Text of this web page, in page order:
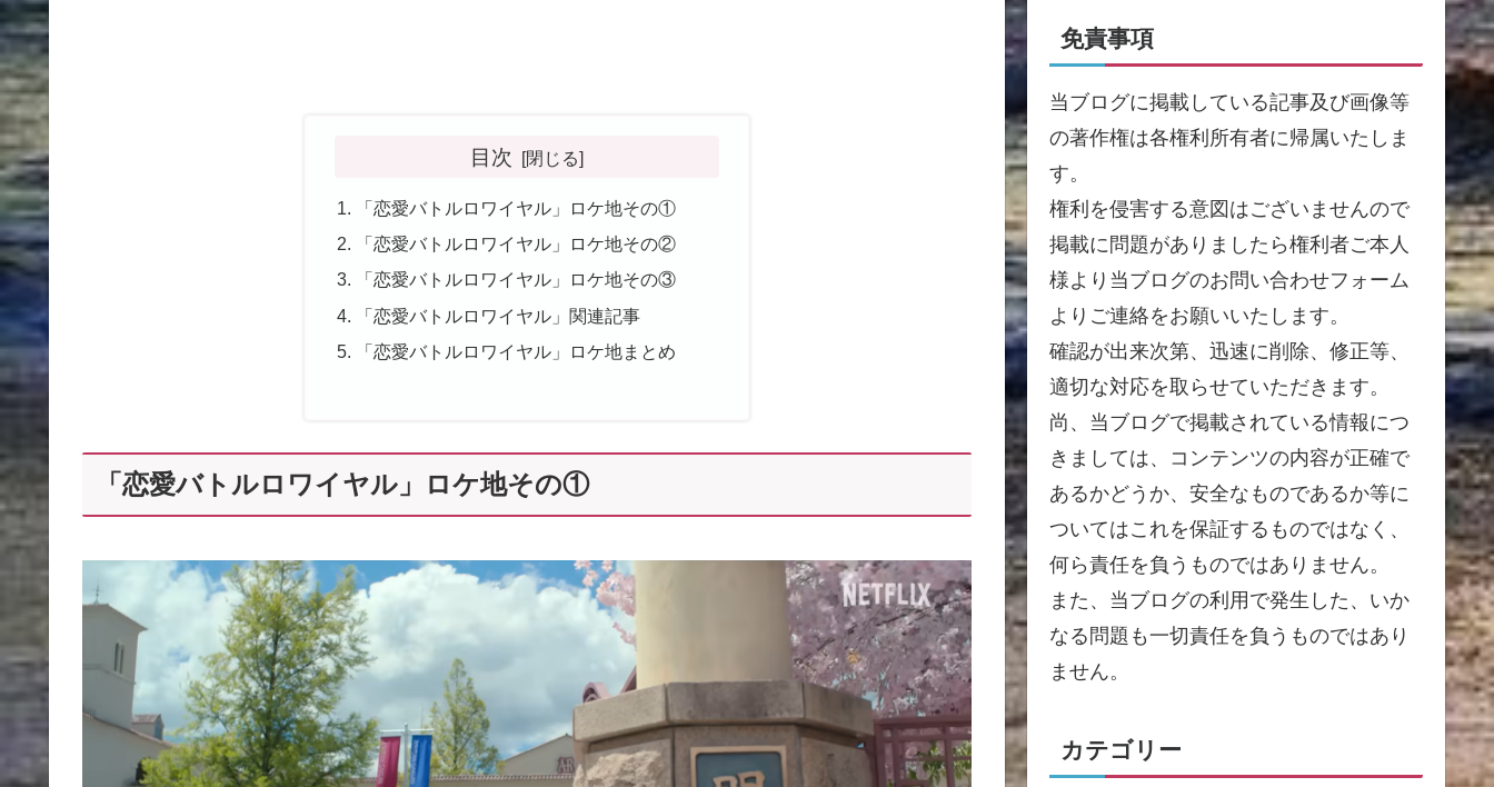
目次
「恋愛バトルロワイヤル」ロケ地その①
「恋愛バトルロワイヤル」ロケ地その②
「恋愛バトルロワイヤル」ロケ地その③
「恋愛バトルロワイヤル」関連記事
「恋愛バトルロワイヤル」ロケ地まとめ
「恋愛バトルロワイヤル」ロケ地その①
免責事項
当ブログに掲載している記事及び画像等
の著作権は各権利所有者に帰属いたしま
す。
権利を侵害する意図はございませんので
掲載に問題がありましたら権利者ご本人
様より当ブログのお問い合わせフォーム
よりご連絡をお願いいたします。
確認が出来次第、迅速に削除、修正等、
適切な対応を取らせていただきます。
尚、当ブログで掲載されている情報につ
きましては、コンテンツの内容が正確で
あるかどうか、安全なものであるか等に
ついてはこれを保証するものではなく、
何ら責任を負うものではありません。
また、当ブログの利用で発生した、いか
なる問題も一切責任を負うものではあり
ません。
カテゴリー